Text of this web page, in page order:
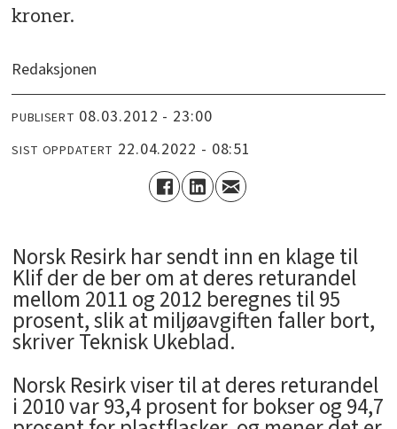
kroner.
Redaksjonen
PUBLISERT 08.03.2012 - 23:00
SIST OPPDATERT 22.04.2022 - 08:51
Norsk Resirk har sendt inn en klage til
Klif der de ber om at deres returandel
mellom 2011 og 2012 beregnes til 95
prosent, slik at miljøavgiften faller bort,
skriver Teknisk Ukeblad.
Norsk Resirk viser til at deres returandel
i 2010 var 93,4 prosent for bokser og 94,7